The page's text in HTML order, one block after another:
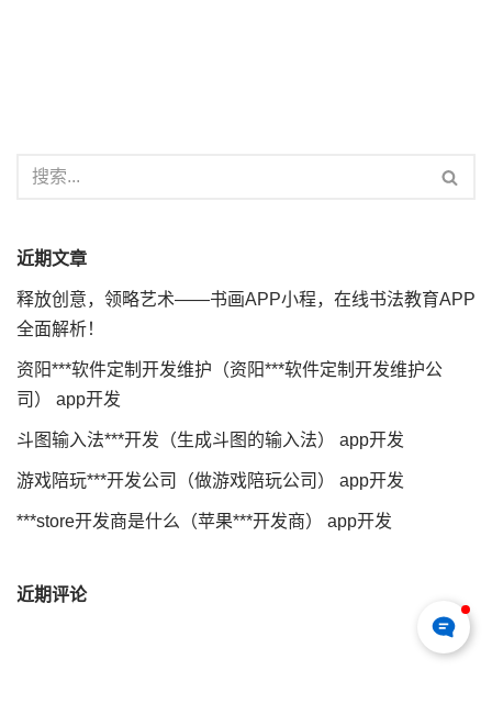
近期文章
释放创意，领略艺术——书画APP小程，在线书法教育APP
全面解析！
资阳***软件定制开发维护（资阳***软件定制开发维护公
司） app开发
斗图输入法***开发（生成斗图的输入法） app开发
游戏陪玩***开发公司（做游戏陪玩公司） app开发
***store开发商是什么（苹果***开发商） app开发
近期评论